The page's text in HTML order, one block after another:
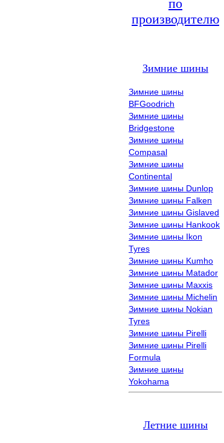
по
производителю
Зимние шины
Зимние шины
BFGoodrich
Зимние шины
Bridgestone
Зимние шины
Compasal
Зимние шины
Continental
Зимние шины Dunlop
Зимние шины Falken
Зимние шины Gislaved
Зимние шины Hankook
Зимние шины Ikon
Tyres
Зимние шины Kumho
Зимние шины Matador
Зимние шины Maxxis
Зимние шины Michelin
Зимние шины Nokian
Tyres
Зимние шины Pirelli
Зимние шины Pirelli
Formula
Зимние шины
Yokohama
Летние шины